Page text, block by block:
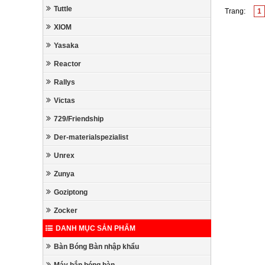
Tuttle
XIOM
Yasaka
Reactor
Rallys
Victas
729/Friendship
Der-materialspezialist
Unrex
Zunya
Goziptong
Zocker
DANH MỤC SẢN PHẨM
Bàn Bóng Bàn nhập khẩu
Trang: 1